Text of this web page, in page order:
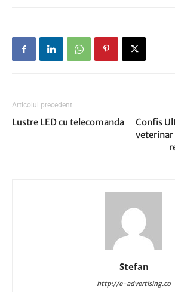
Articolul precedent
Lustre LED cu telecomanda
Confis
Stefan
http://e-advertising.co